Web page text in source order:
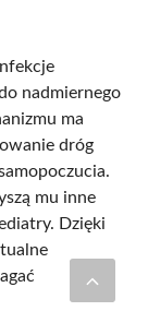
nadmiernego
ma
dróg
mu inne
Dzięki